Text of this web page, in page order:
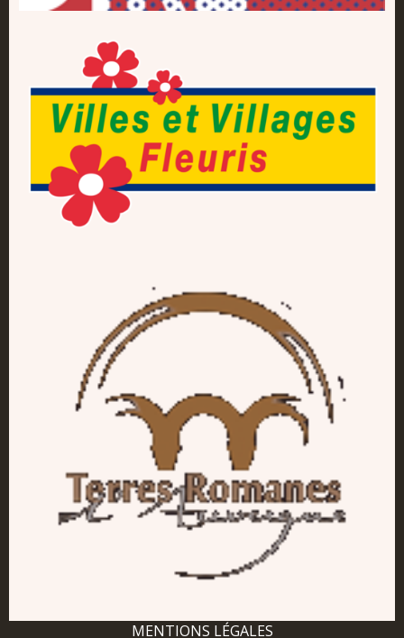
MENTIONS LÉGALES